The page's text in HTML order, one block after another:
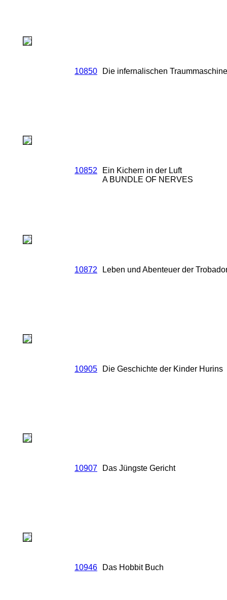
10850 Die infernalischen
10852
Ein Kichern in der Luft
A BUNDLE OF NERVES
10872 Leben und Abenteuer der
10905 Die Geschichte der Kinder Hurins
10907 Das Jüngste Gericht
10946 Das Hobbit Buch